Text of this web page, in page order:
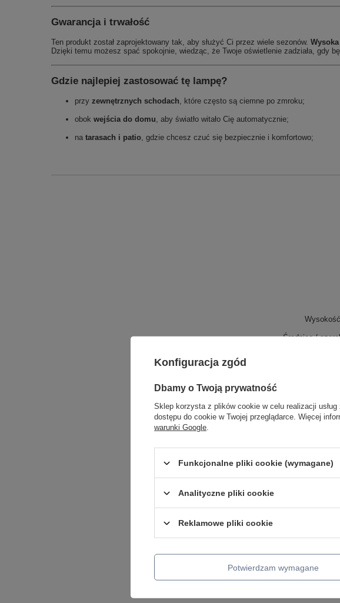
Gwarancja i trwałość
Ten produkt został zaprojektowany tak, aby służyć Ci przez wiele sezonów.
Dzięki temu możesz spać spokojnie, wiedząc, że Twoje oświetlenie zadziała, gdy
Gdzie najlepiej zastosować tę lampę?
przy zewnętrznych schodach, które często są ciemne po zmroku;
obok wejścia do domu, aby światło witało Cię automatycznie;
na tarasach i patio, gdzie chcesz czuć się bezpiecznie i komfortowo;
Średnica /
Rodzaj
Konfiguracja zgód
Dbamy o Twoją prywatność
Sklep korzysta z plików cookie w celu realizacji usług
dostępu do cookie w Twojej przeglądarce. Więcej
warunki Google
Funkcjonalne pliki cookie (wymagane)
Analityczne pliki cookie
Reklamowe pliki cookie
Potwierdzam wymagane